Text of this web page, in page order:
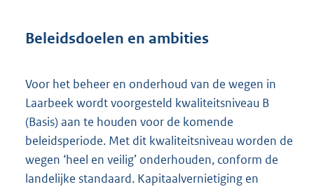
Beleidsdoelen en ambities
Voor het beheer en onderhoud van de wegen in
Laarbeek wordt voorgesteld kwaliteitsniveau B
(Basis) aan te houden voor de komende
beleidsperiode. Met dit kwaliteitsniveau worden de
wegen ‘heel en veilig’ onderhouden, conform de
landelijke standaard. Kapitaalvernietiging en